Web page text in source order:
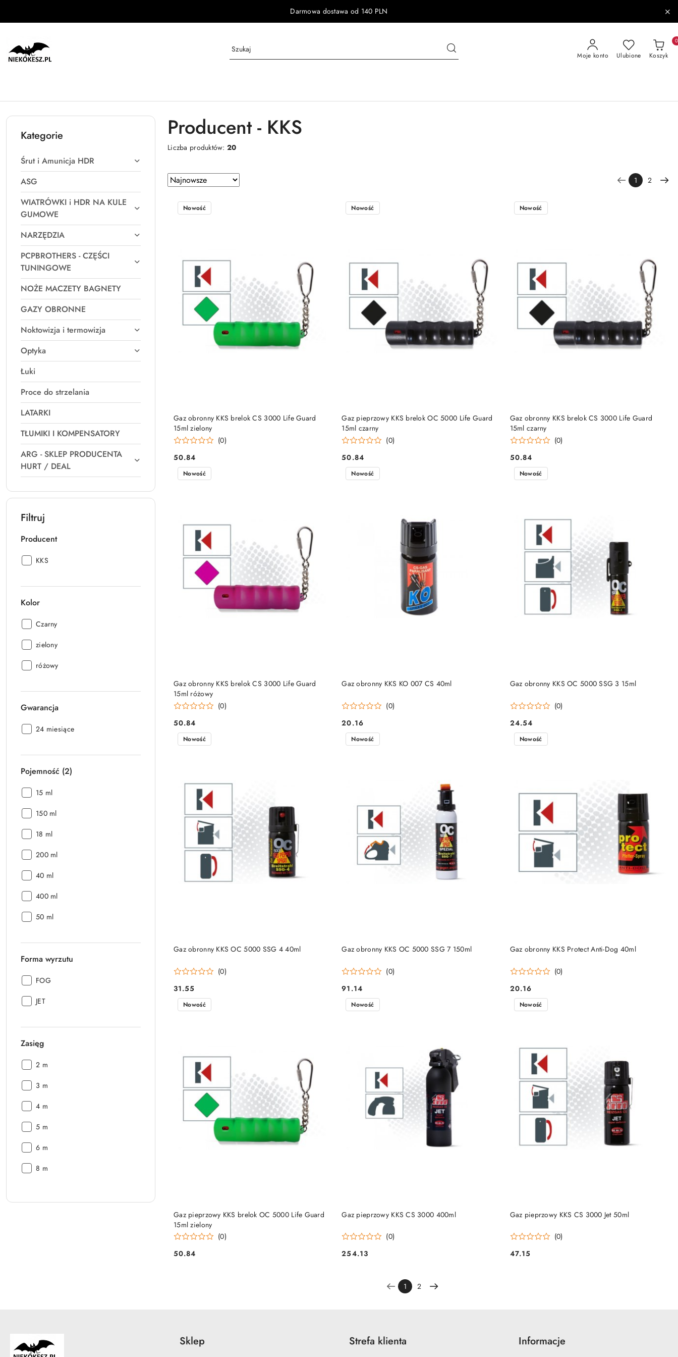
Darmowa dostawa od 140 PLN
Moje konto Ulubione Koszyk
0
Kategorie
Śrut i Amunicja HDR
ASG
WIATRÓWKI i HDR NA KULE
GUMOWE
NARZĘDZIA
PCPBROTHERS - CZĘŚCI
TUNINGOWE
NOŻE MACZETY BAGNETY
GAZY OBRONNE
Noktowizja i termowizja
Optyka
Łuki
Proce do strzelania
LATARKI
TŁUMIKI I KOMPENSATORY
ARG - SKLEP PRODUCENTA
HURT / DEAL
Filtruj
Producent
Producent:
KKS
Kolor
Kolor:
Czarny
Kolor:
zielony
Kolor:
różowy
Gwarancja
Gwarancja:
24 miesiące
Pojemność (2)
Pojemność
15 ml
Pojemność
150 ml
Pojemność
18 ml
Pojemność
200 ml
Pojemność
40 ml
Pojemność
400 ml
Pojemność
50 ml
Forma wyrzutu
Forma
FOG
Forma
JET
Zasięg
Zasięg:
2 m
Zasięg:
3 m
Zasięg:
4 m
Zasięg:
5 m
Zasięg:
6 m
Zasięg:
8 m
Producent - KKS
Liczba produktów:20
Zastosowano
sortowanie:
Najnowsze.
Sortuj
według
1 2
Gaz obronny KKS brelok CS 3000 Life Guard
15ml zielony
(0)
Cena:
50.84
Nowość
DO KOSZYKA
Gaz pieprzowy KKS brelok OC 5000 Life Guard
15ml czarny
(0)
Cena:
50.84
Nowość
DO KOSZYKA
Gaz obronny KKS brelok CS 3000 Life Guard
15ml czarny
(0)
Cena:
50.84
Nowość
DO KOSZYKA
Gaz obronny KKS brelok CS 3000 Life Guard
15ml różowy
(0)
Cena:
50.84
Nowość
DO KOSZYKA Gaz obronny KKS KO 007 CS 40ml
(0)
Cena:
20.16
Nowość
DO KOSZYKA Gaz obronny KKS OC 5000 SSG 3 15ml
(0)
Cena:
24.54
Nowość
DO KOSZYKA
Gaz obronny KKS OC 5000 SSG 4 40ml
(0)
Cena:
31.55
Nowość
DO KOSZYKA Gaz obronny KKS OC 5000 SSG 7 150ml
(0)
Cena:
91.14
Nowość
DO KOSZYKA Gaz obronny KKS Protect Anti-Dog 40ml
(0)
Cena:
20.16
Nowość
DO KOSZYKA
Gaz pieprzowy KKS brelok OC 5000 Life Guard
15ml zielony
(0)
Cena:
50.84
Nowość
DO KOSZYKA Gaz pieprzowy KKS CS 3000 400ml
(0)
Cena:
254.13
Nowość
DO KOSZYKA Gaz pieprzowy KKS CS 3000 Jet 50ml
(0)
Cena:
47.15
Nowość
DO KOSZYKA
1 2
Sklep Strefa klienta Informacje